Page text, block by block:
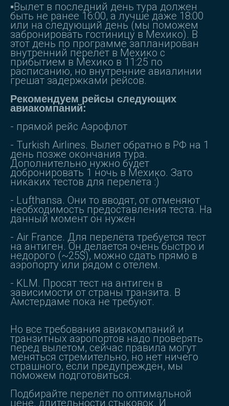
▪️Вылет в последний день тура должен
быть не ранее 16:00, а лучше даже 18:00
или на следующий день (мы поможем
забронировать гостиницу в Мехико). В
этот день по программе запланирован
внутренний перелёт в Мехико с
прибытием в Мехико в 11:25 по
расписанию, но внутренние авиалинии
грешат задержками рейсов.
Рекомендуем рейсы следующих
авиакомпаний:
- прямой рейс Аэрофлот
- Turkish Airlines. Вылет обратно в РФ на 1
день позже окончания тура.
Дополнительно нужно будет
добронировать 1 ночь в Мехико. Зато
никаких тестов для перелёта :)
- Lufthansa. Они то вводят, от отменяют
необходимость предоставления теста. На
данный момент он нужен
- Air France. Для перелёта требуется тест
на антиген. Он делается очень быстро и
недорого (~25$), можно сдать прямо в
аэропорту или рядом с отелем.
- KLM. Просят тест на антиген в
зависимости от страны транзита. В
Амстердаме пока не требуют.
Но все требования авиакомпаний и
транзитных аэропортов надо проверять
перед вылетом, сейчас правила могут
меняться стремительно, но нет ничего
страшного, если предупреждён, мы
поможем подготовиться.
Подбирайте перелёт по оптимальной
цене, длительности стыковок. И